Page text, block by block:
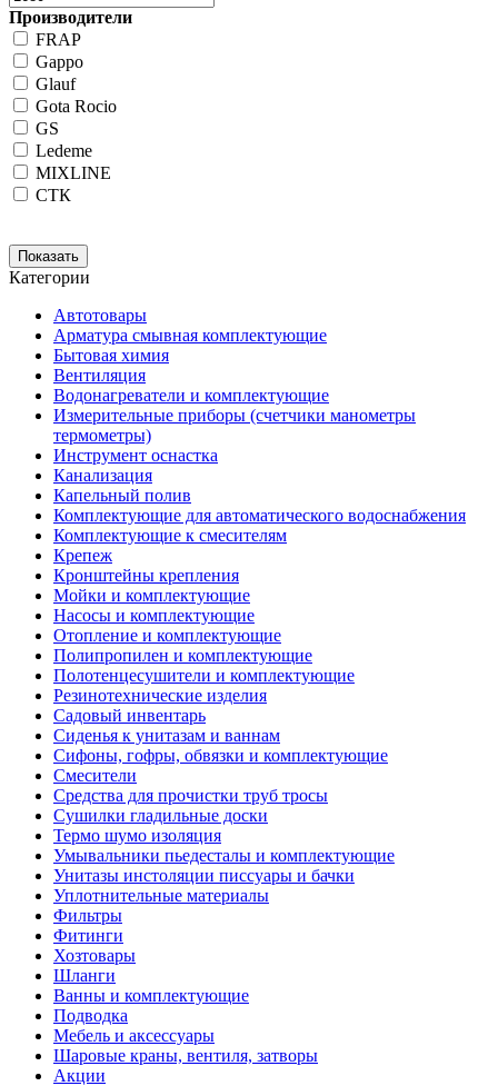
Производители
FRAP
Gappo
Glauf
Gota Rocio
GS
Ledeme
MIXLINE
СТК
Категории
Автотовары
Арматура смывная комплектующие
Бытовая химия
Вентиляция
Водонагреватели и комплектующие
Измерительные приборы (счетчики манометры
термометры)
Инструмент оснастка
Канализация
Капельный полив
Комплектующие для автоматического водоснабжения
Комплектующие к смесителям
Крепеж
Кронштейны крепления
Мойки и комплектующие
Насосы и комплектующие
Отопление и комплектующие
Полипропилен и комплектующие
Полотенцесушители и комплектующие
Резинотехнические изделия
Садовый инвентарь
Сиденья к унитазам и ваннам
Сифоны, гофры, обвязки и комплектующие
Смесители
Средства для прочистки труб тросы
Сушилки гладильные доски
Термо шумо изоляция
Умывальники пьедесталы и комплектующие
Унитазы инстоляции писсуары и бачки
Уплотнительные материалы
Фильтры
Фитинги
Хозтовары
Шланги
Ванны и комплектующие
Подводка
Мебель и аксессуары
Шаровые краны, вентиля, затворы
Акции